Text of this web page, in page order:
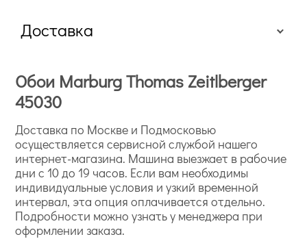
Доставка
Обои Marburg Thomas Zeitlberger
45030
Доставка по Москве и Подмосковью
осуществляется сервисной службой нашего
интернет-магазина. Машина выезжает в рабочие
дни с 10 до 19 часов. Если вам необходимы
индивидуальные условия и узкий временной
интервал, эта опция оплачивается отдельно.
Подробности можно узнать у менеджера при
оформлении заказа.